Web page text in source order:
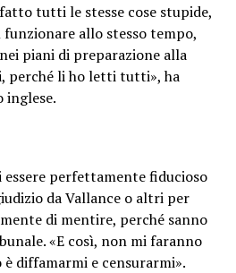
tutti le stesse cose stupide,
allo stesso tempo,
piani di preparazione alla
perché li ho letti tutti», ha
inglese.
perfettamente fiducioso
da Vallance o altri per
di mentire, perché sanno
«E così, non mi faranno
è diffamarmi e censurarmi».